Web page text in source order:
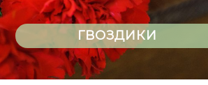
ГВОЗДИКИ